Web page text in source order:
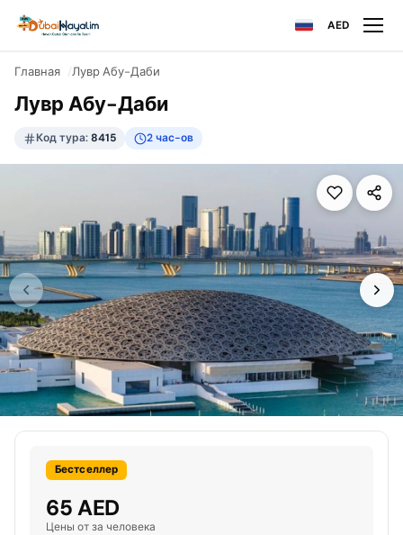
AED
Главная Лувр Абу-Даби
Лувр Абу-Даби
Код тура:8415 2 час-ов
Бестселлер
65 AED
Цены от за человека